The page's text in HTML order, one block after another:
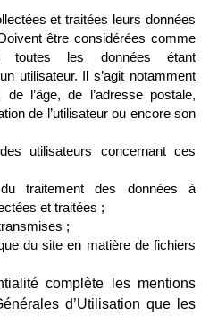
et traitées leurs données
être considérées comme
toutes les données étant
utilisateur. Il s’agit notamment
l’âge, de l’adresse postale,
de l’utilisateur ou encore son
utilisateurs concernant ces
traitement des données à
et traitées ;
;
du site en matière de fichiers
complète les mentions
d’Utilisation que les